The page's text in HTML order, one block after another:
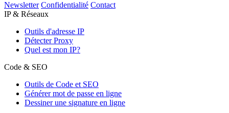
Newsletter Confidentialité Contact
IP & Réseaux
Outils d'adresse IP
Détecter Proxy
Quel est mon IP?
Code & SEO
Outils de Code et SEO
Générer mot de passe en ligne
Dessiner une signature en ligne